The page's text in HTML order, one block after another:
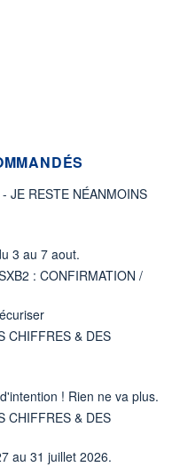
JE RESTE NÉANMOINS
3 au 7 aout.
: CONFIRMATION /
CHIFFRES & DES
! Rien ne va plus.
CHIFFRES & DES
au 31 juillet 2026.